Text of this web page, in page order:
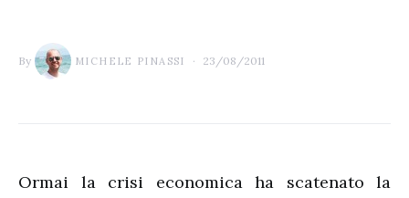
By MICHELE PINASSI 23/08/2011
Ormai la crisi economica ha scatenato la